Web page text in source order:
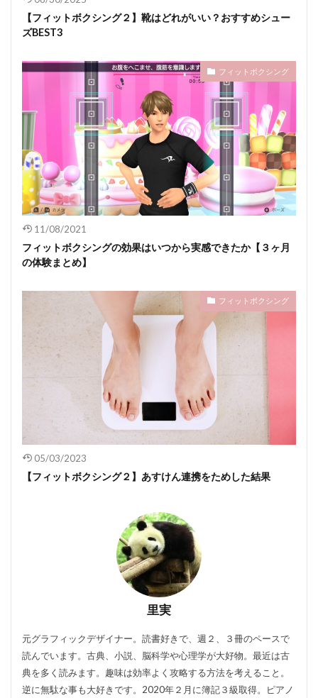
【フィットボクシング２】靴はどれがいい？おすすめシュー
ズBEST3
フィットボクシング
11/08/2021
フィットボクシングの効果はいつから実感できたか【３ヶ月
の体験まとめ】
フィットボクシング
05/03/2023
【フィットボクシング２】あすけん連携をためした結果
里実
元グラフィックデザイナー。読書好きで、週２、３冊のペースで
読んでいます。古典、小説、脳科学や心理学が大好物。最近は古
典を多く読みます。趣味は効率よく攻略する方法を考えること。
逆に無駄な事も大好きです。2020年２月に簿記３級取得。ピアノ